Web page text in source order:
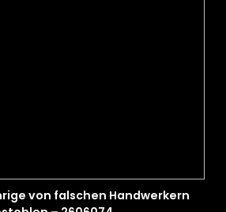
von falschen Handwerkern